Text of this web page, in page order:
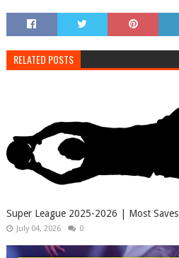
RELATED POSTS
Super League 2025-2026 | Most Saves
July 04, 2026 0